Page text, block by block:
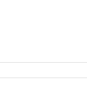
주 뉴스 — 2026년 8